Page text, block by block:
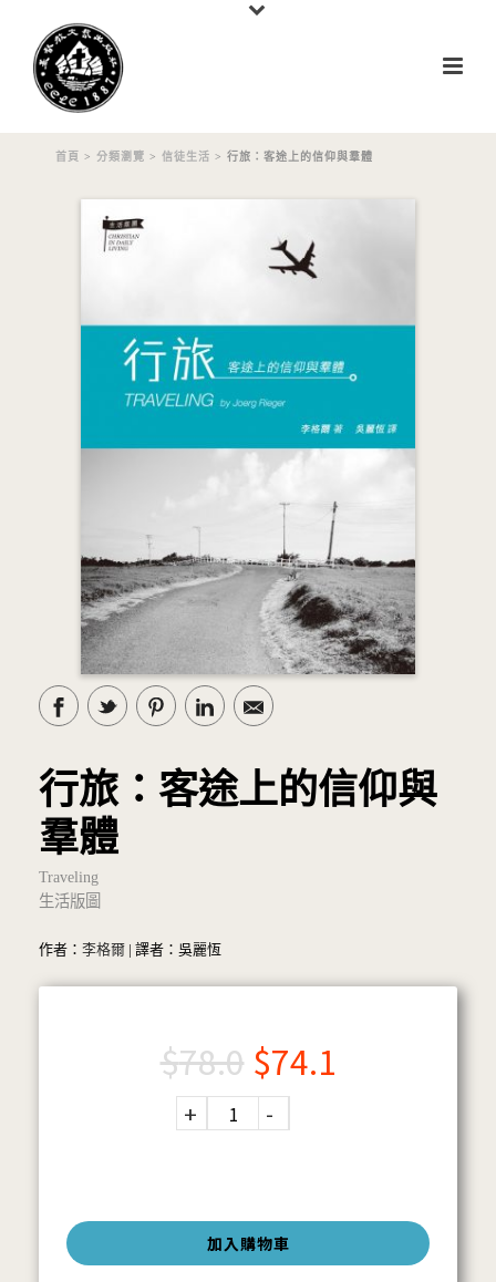
首頁 > 分類瀏覽 > 信徒生活 > 行旅：客途上的信仰與羣體
行旅：客途上的信仰與
羣體
Traveling
生活版圖
作者： 李格爾 | 譯者：吳麗恆
加入購物車
$78.0 $74.1